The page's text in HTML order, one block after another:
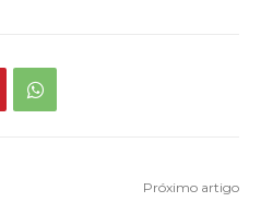
Próximo artigo